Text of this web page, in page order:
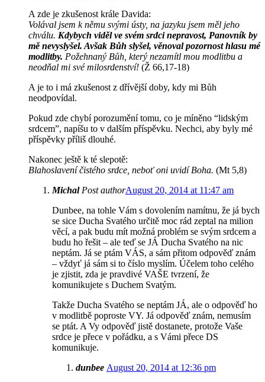
A zde je zkušenost krále Davida:
Volával jsem k němu svými ústy, na jazyku jsem měl jeho
chválu. Kdybych viděl ve svém srdci nepravost, Panovník by
mě nevyslyšel. Avšak Bůh slyšel, věnoval pozornost hlasu mé
modlitby. Požehnaný Bůh, který nezamítl mou modlitbu a
neodňal mi své milosrdenství! (Ž 66,17-18)
A je to i má zkušenost z dřívější doby, kdy mi Bůh
neodpovídal.
Pokud zde chybí porozumění tomu, co je míněno “lidským
srdcem”, napíšu to v dalším příspěvku. Nechci, aby byly mé
příspěvky příliš dlouhé.
Nakonec ještě k té slepotě:
Blahoslavení čistého srdce, neboť oni uvidí Boha. (Mt 5,8)
Michal Post authorAugust 20, 2014 at 11:47 am
Dunbee, na tohle Vám s dovolením namítnu, že já bych
se sice Ducha Svatého určitě moc rád zeptal na milion
věcí, a pak budu mít možná problém se svým srdcem a
budu ho řešit – ale teď se JÁ Ducha Svatého na nic
neptám. Já se ptám VÁS, a sám přitom odpověď znám
– vždyť já sám si to číslo myslím. Účelem toho celého
je zjistit, zda je pravdivé VAŠE tvrzení, že
komunikujete s Duchem Svatým.
Takže Ducha Svatého se neptám JÁ, ale o odpověď ho
v modlitbě poproste VY. Já odpověď znám, nemusím
se ptát. A Vy odpověď jistě dostanete, protože Vaše
srdce je přece v pořádku, a s Vámi přece DS
komunikuje.
dunbee August 20, 2014 at 12:36 pm